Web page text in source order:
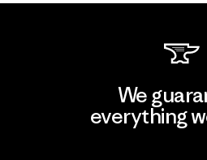
We
everything